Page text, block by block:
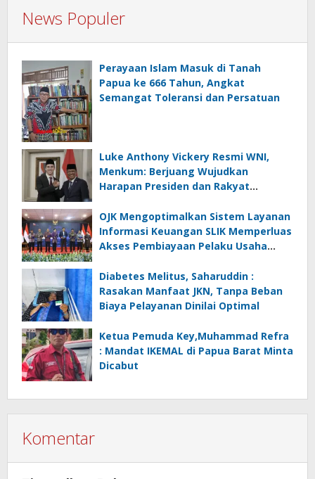
News Populer
Perayaan Islam Masuk di Tanah
Papua ke 666 Tahun, Angkat
Semangat Toleransi dan Persatuan
Luke Anthony Vickery Resmi WNI,
Menkum: Berjuang Wujudkan
Harapan Presiden dan Rakyat
OJK Mengoptimalkan Sistem Layanan
Informasi Keuangan SLIK Memperluas
Akses Pembiayaan Pelaku Usaha
Diabetes Melitus, Saharuddin :
Rasakan Manfaat JKN, Tanpa Beban
Biaya Pelayanan Dinilai Optimal
Ketua Pemuda Key,Muhammad Refra
: Mandat IKEMAL di Papua Barat Minta
Dicabut
Komentar